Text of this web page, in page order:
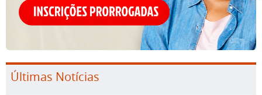
Últimas Notícias